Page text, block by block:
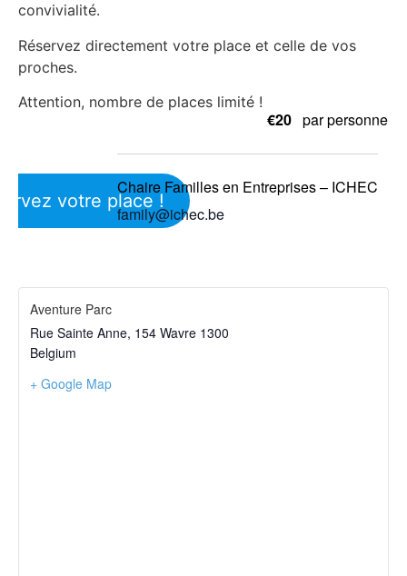
convivialité.
Réservez directement votre place et celle de vos
proches.
Attention, nombre de places limité !
€20 par personne
votre place !
Chaire Familles en Entreprises – ICHEC
family@ichec.be
Aventure Parc
Rue Sainte Anne, 154 Wavre 1300
Belgium
+ Google Map